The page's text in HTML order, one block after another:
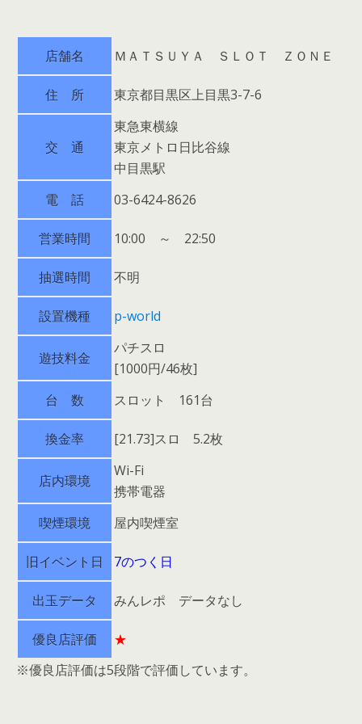
店舗名 ＭＡＴＳＵＹＡ ＳＬＯＴ ＺＯＮＥ
住 所 東京都目黒区上目黒3-7-6
交 通
東急東横線
東京メトロ日比谷線
中目黒駅
電 話
03-6424-8626
営業時間 10:00 ～ 22:50
抽選時間 不明
設置機種 p-world
遊技料金
パチスロ
[1000円/46枚]
台 数
スロット 161台
換金率 [21.73]スロ 5.2枚
店内環境
Wi-Fi
携帯電器
喫煙環境
屋内喫煙室
旧イベント日 7のつく日
出玉データ みんレポ データなし
優良店評価
★
※優良店評価は5段階で評価しています。